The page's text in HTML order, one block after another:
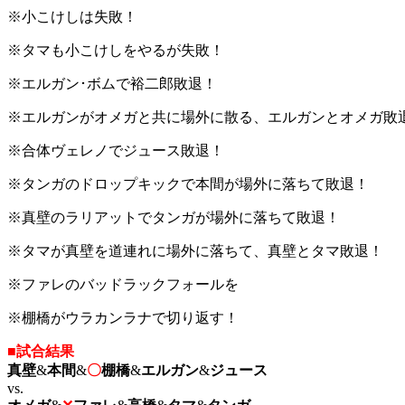
※小こけしは失敗！
※タマも小こけしをやるが失敗！
※エルガン･ボムで裕二郎敗退！
※エルガンがオメガと共に場外に散る、エルガンとオメガ敗
※合体ヴェレノでジュース敗退！
※タンガのドロップキックで本間が場外に落ちて敗退！
※真壁のラリアットでタンガが場外に落ちて敗退！
※タマが真壁を道連れに場外に落ちて、真壁とタマ敗退！
※ファレのバッドラックフォールを
※棚橋がウラカンラナで切り返す！
■試合結果
真壁&本間&〇棚橋&エルガン&ジュース
vs.